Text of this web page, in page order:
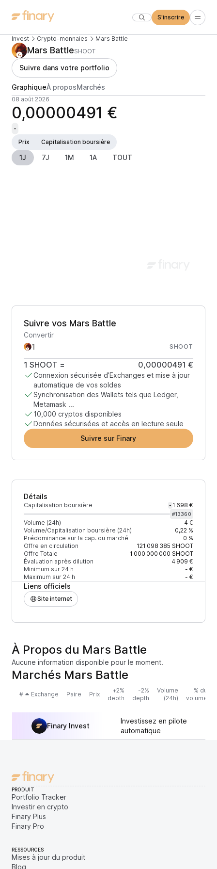
S'inscrire
Invest Crypto-monnaies Mars Battle
Mars BattleSHOOT
Suivre dans votre portfolio
GraphiqueÀ proposMarchés
08 août 2026
0,00000491 €
-
Prix
Capitalisation boursière
1J 7J 1M 1A TOUT
Suivre vos Mars Battle
Convertir
SHOOT
1 SHOOT = 0,00000491 €
Connexion sécurisée d’Exchanges et mise à jour
automatique de vos soldes
Synchronisation des Wallets tels que Ledger,
Metamask ...
10,000 cryptos disponibles
Données sécurisées et accès en lecture seule
Suivre sur Finary
Détails
Capitalisation boursière - 1 698 €
#13360
Volume (24h)
4 €
Volume/Capitalisation boursière (24h)
0,22 %
Prédominance sur la cap. du marché
0 %
Offre en circulation
121 098 385 SHOOT
Offre Totale
1 000 000 000 SHOOT
Évaluation après dilution
4 909 €
Minimum sur 24 h
- €
Maximum sur 24 h
- €
Liens officiels
Site internet
À Propos du Mars Battle
Aucune information disponible pour le moment.
Marchés Mars Battle
# Exchange Paire Prix
+2%
depth
-2%
depth
Volume
(24h)
% du
volume
Finary Invest
Investissez en pilote
automatique
PRODUIT
Portfolio Tracker
Investir en crypto
Finary Plus
Finary Pro
RESSOURCES
Mises à jour du produit
Blog